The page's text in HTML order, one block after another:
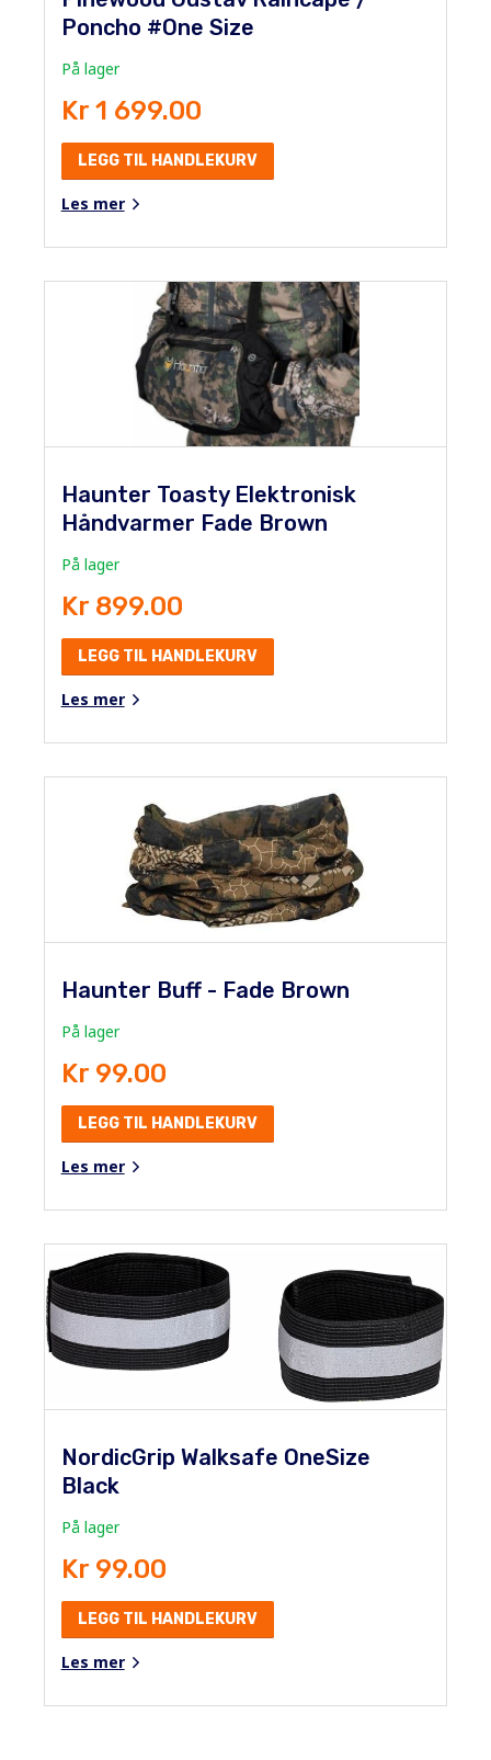
Poncho #One Size
På lager
Kr 1 699.00
LEGG TIL HANDLEKURV
Les mer
Haunter Toasty Elektronisk
Håndvarmer Fade Brown
På lager
Kr 899.00
LEGG TIL HANDLEKURV
Les mer
Haunter Buff - Fade Brown
På lager
Kr 99.00
LEGG TIL HANDLEKURV
Les mer
NordicGrip Walksafe OneSize
Black
På lager
Kr 99.00
LEGG TIL HANDLEKURV
Les mer